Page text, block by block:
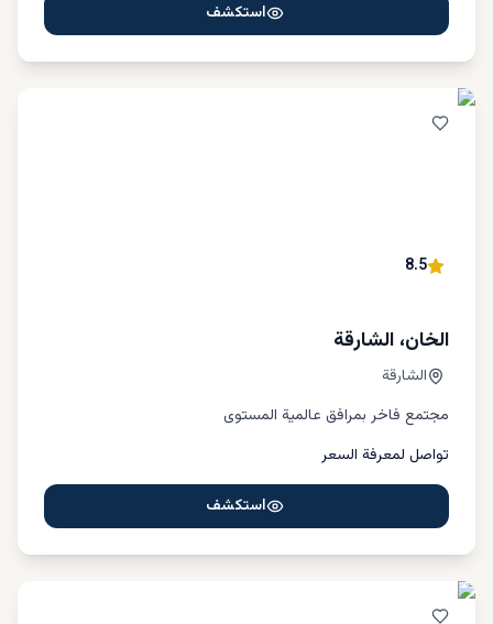
استكشف
8.5
الخان، الشارقة
الشارقة
مجتمع فاخر بمرافق عالمية المستوى
تواصل لمعرفة السعر
استكشف